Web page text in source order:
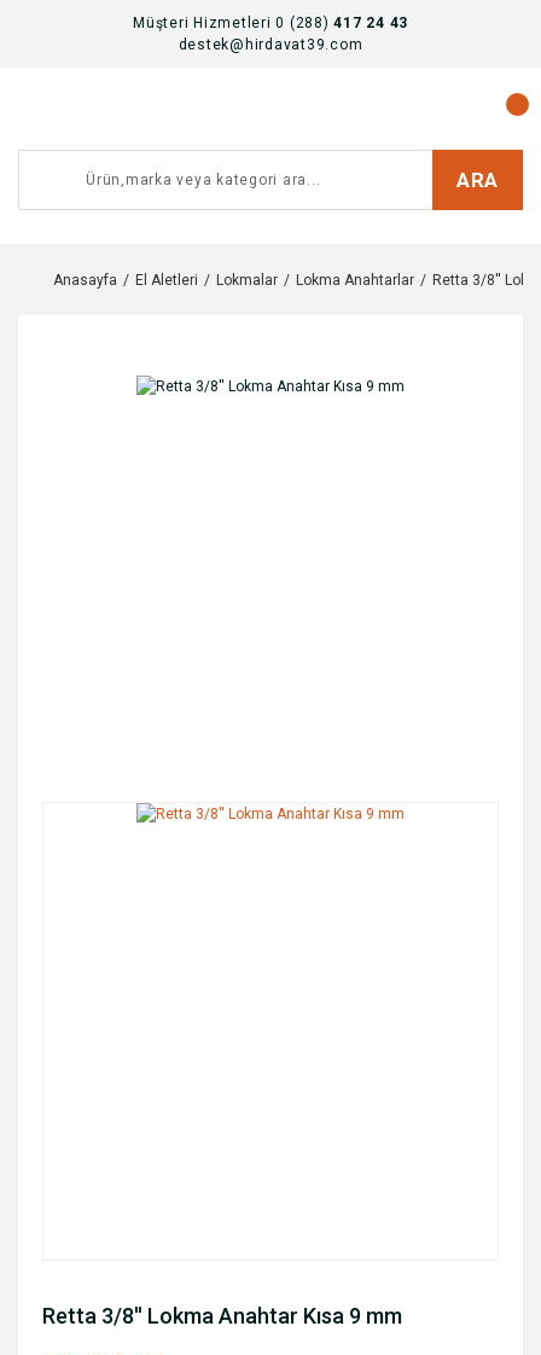
Müşteri Hizmetleri 0 (288)417 24 43
destek@hirdavat39.com
ARA
Anasayfa El Aletleri Lokmalar Lokma Anahtarlar Retta 3/8''
Retta 3/8'' Lokma Anahtar Kısa 9 mm